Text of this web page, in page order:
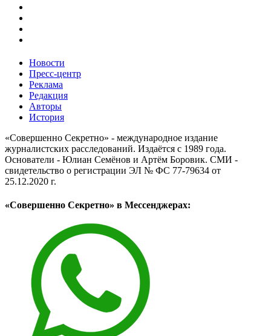
Новости
Пресс-центр
Реклама
Редакция
Авторы
История
«Совершенно Секретно» - международное издание
журналистских расследований. Издаётся с 1989 года.
Основатели - Юлиан Семёнов и Артём Боровик. CМИ -
свидетельство о регистрации ЭЛ № ФС 77-79634 от
25.12.2020 г.
«Совершенно Секретно» в Мессенджерах: